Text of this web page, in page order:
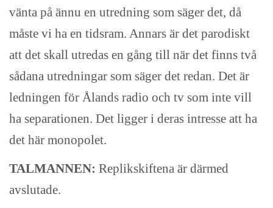
vänta på ännu en utredning som säger det, då
måste vi ha en tidsram. Annars är det parodiskt
att det skall utredas en gång till när det finns två
sådana utredningar som säger det redan. Det är
ledningen för Ålands radio och tv som inte vill
ha separationen. Det ligger i deras intresse att ha
det här monopolet.
TALMANNEN: Replikskiftena är därmed
avslutade.